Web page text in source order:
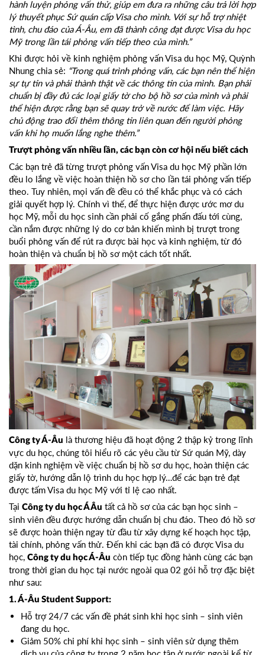
hành luyện phỏng vấn thử, giúp em đưa ra những câu trả lời hợp
lý thuyết phục Sứ quán cấp Visa cho mình. Với sự hỗ trợ nhiệt
tình, chu đáo của Á-Âu, em đã thành công đạt được Visa du học
Mỹ trong lần tái phỏng vấn tiếp theo của mình.”
Khi được hỏi về kinh nghiệm phỏng vấn Visa du học Mỹ, Quỳnh
Nhung chia sẻ: “Trong quá trình phỏng vấn, các bạn nên thể hiện
sự tự tin và phải thành thật về các thông tin của mình. Bạn phải
chuẩn bị đầy đủ các loại giấy tờ cho bộ hồ sơ của mình và phải
thể hiện được rằng bạn sẽ quay trở về nước để làm việc. Hãy
chủ động trao đổi thêm thông tin liên quan đến người phỏng
vấn khi họ muốn lắng nghe thêm.”
Trượt phỏng vấn nhiều lần, các bạn còn cơ hội nếu biết cách
Các bạn trẻ đã từng trượt phỏng vấn Visa du học Mỹ phần lớn
đều lo lắng về việc hoàn thiện hồ sơ cho lần tái phỏng vấn tiếp
theo. Tuy nhiên, mọi vấn đề đều có thể khắc phục và có cách
giải quyết hợp lý. Chính vì thế, để thực hiện được ước mơdu
học Mỹ, mỗi du học sinh cần phải cố gắng phấn đấu tới cùng,
cần nắm được những lý do cơ bản khiến mình bị trượt trong
buổi phỏng vấn để rút ra được bài học và kinh nghiệm, từ đó
hoàn thiện và chuẩn bị hồ sơ một cách tốt nhất.
Công ty Á-Âu là thương hiệu đã hoạt động 2 thập kỷ trong lĩnh
vực du học, chúng tôi hiểu rõ các yêu cầu từ Sứ quán Mỹ, dày
dặn kinh nghiệm về việc chuẩn bị hồ sơ du học, hoàn thiện các
giấy tờ, hướng dẫn lộ trình du học hợp lý…để các bạn trẻ đạt
được tấm Visa du học Mỹ với tỉ lệ cao nhất.
Tại Công ty du học Á Âu tất cả hồ sơ của các bạn học sinh –
sinh viên đều được hướng dẫn chuẩn bị chu đáo. Theo đó hồ sơ
sẽ được hoàn thiện ngay từ đầu từ xây dựng kế hoạch học tập,
tài chính, phỏng vấn thử. Đến khi các bạn đã có được Visa du
học, Công ty du học Á-Âu còn tiếp tục đồng hành cùng các bạn
trong thời gian du học tại nước ngoài qua 02 gói hỗ trợ đặc biệt
như sau:
1. Á-Âu Student Support:
Hỗ trợ 24/7 các vấn đề phát sinh khi học sinh – sinh viên
đang du học.
Giảm 50% chi phí khi học sinh – sinh viên sử dụng thêm